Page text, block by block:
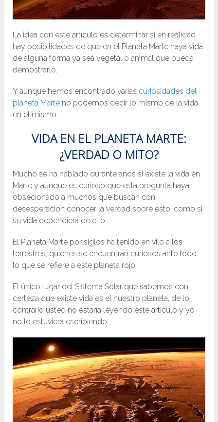
La idea con este artículo es determinar si en realidad
hay posibilidades de que en el Planeta Marte haya vida
de alguna forma ya sea vegetal o animal que pueda
demostrarlo.
Y aunque hemos encontrado varias curiosidades del
planeta Marte no podemos decir lo mismo de la vida
en el mismo.
VIDA EN EL PLANETA MARTE:
¿VERDAD O MITO?
Mucho se ha hablado durante años si existe la vida en
Marte y aunque es curioso que esta pregunta haya
obsecionado a muchos que buscan con
desesperación conocer la verdad sobre esto, como si
su vida dependiera de ello.
El Planeta Marte por siglos ha tenido en vilo a los
terrestres, quienes se encuentran curiosos ante todo
lo que se refiere a este planeta rojo.
El único lugar del Sistema Solar que sabemos con
certeza que existe vida es el nuestro planeta, de lo
contrario usted no estaría leyendo este artículo y yo
no lo estuviera escribiendo.